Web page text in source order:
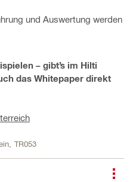
und Auswertung werden
– gibt’s im Hilti
das Whitepaper direkt
TR053